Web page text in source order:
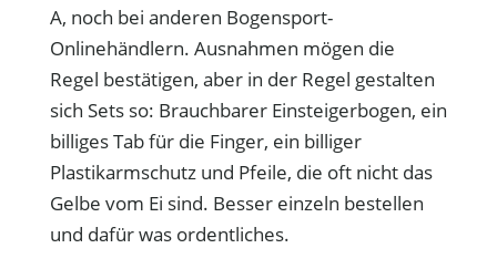
A, noch bei anderen Bogensport-
Onlinehändlern. Ausnahmen mögen die
Regel bestätigen, aber in der Regel gestalten
sich Sets so: Brauchbarer Einsteigerbogen, ein
billiges Tab für die Finger, ein billiger
Plastikarmschutz und Pfeile, die oft nicht das
Gelbe vom Ei sind. Besser einzeln bestellen
und dafür was ordentliches.